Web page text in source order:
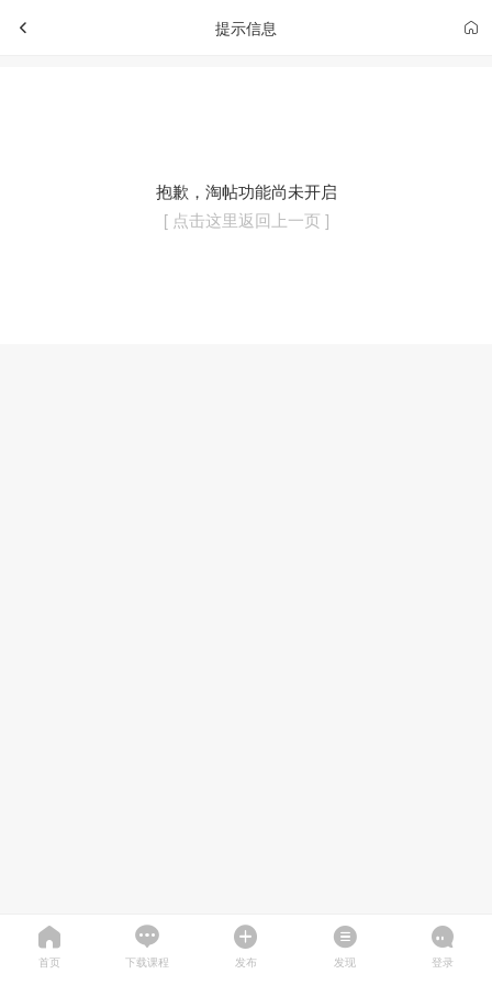
提示信息
抱歉，淘帖功能尚未开启
[ 点击这里返回上一页 ]
首页 下载课程 发布 发现 登录